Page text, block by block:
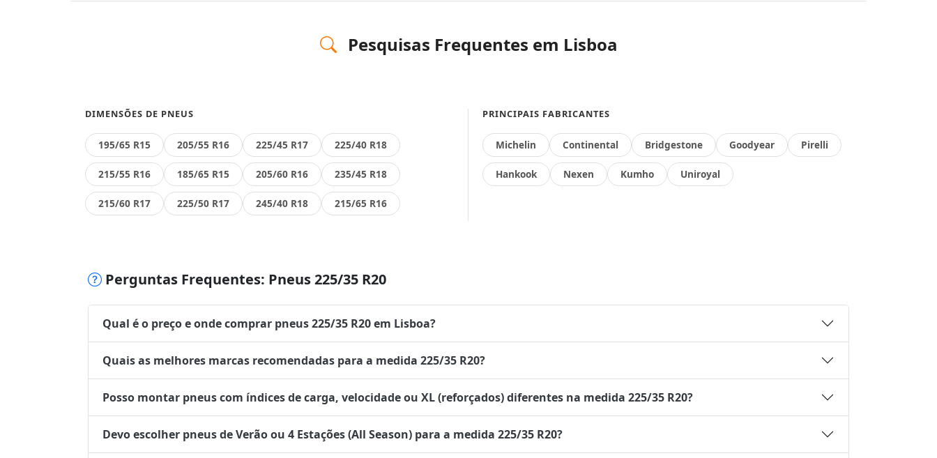
Pesquisas Frequentes em Lisboa
DIMENSÕES DE PNEUS
195/65 R15 205/55 R16 225/45 R17 225/40 R18
215/55 R16 185/65 R15 205/60 R16 235/45 R18
215/60 R17 225/50 R17 245/40 R18 215/65 R16
PRINCIPAIS FABRICANTES
Michelin Continental Bridgestone Goodyear Pirelli
Hankook Nexen Kumho Uniroyal
Perguntas Frequentes: Pneus 225/35 R20
Qual é o preço e onde comprar pneus 225/35 R20 em Lisboa?
Quais as melhores marcas recomendadas para a medida 225/35 R20?
Posso montar pneus com índices de carga, velocidade ou XL (reforçados) diferentes na medida 225/35 R20?
Devo escolher pneus de Verão ou 4 Estações (All Season) para a medida 225/35 R20?